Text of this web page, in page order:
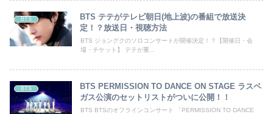
BTS
BTS テテがテレビ朝日(地上波)の番組で放送決
定！？放送日・視聴方法
BTS ジョングクのソロコンサートが開催決定！？【開催日・会
場・チケット】 テテが重...
BTS
BTS PERMISSION TO DANCE ON STAGE ラスベ
ガス公演のセットリストがついに公開！！
BTS BTSのオフラインコンサート 「PERMISSION TO DANCE